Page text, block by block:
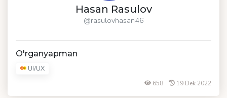
Hasan Rasulov
@rasulovhasan46
O'rganyapman
UI/UX
658 19 Dek 2022